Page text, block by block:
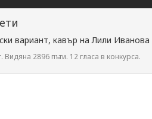
вариант, кавър на Лили
2896 пъти. 12 гласа в конкурса.